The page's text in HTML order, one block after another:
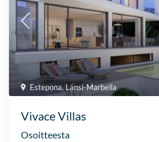
Estepona,Länsi-Marbella
Vivace Villas
Osoitteesta